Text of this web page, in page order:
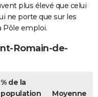
plus élevé que celui
ne porte que sur les
Pôle emploi.
Romain-de-
% de la
population
Moyenne